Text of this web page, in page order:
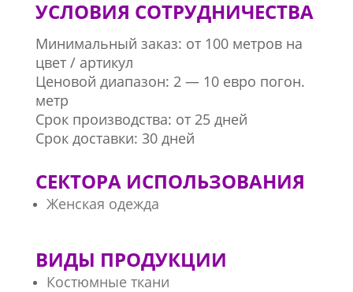
УСЛОВИЯ СОТРУДНИЧЕСТВА
Минимальный заказ: от 100 метров на
цвет / артикул
Ценовой диапазон: 2 — 10 евро погон.
метр
Срок производства: от 25 дней
Срок доставки: 30 дней
СЕКТОРА ИСПОЛЬЗОВАНИЯ
Женская одежда
ВИДЫ ПРОДУКЦИИ
Костюмные ткани